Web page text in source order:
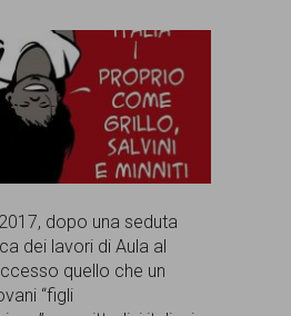
dopo una seduta
dei lavori di Aula al
quello che un
“figli